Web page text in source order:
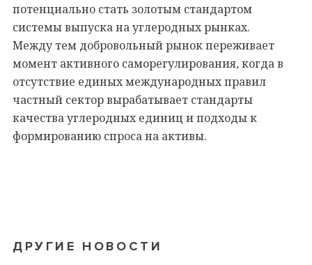
потенциально стать золотым стандартом
системы выпуска на углеродных рынках.
Между тем добровольный рынок переживает
момент активного саморегулирования, когда в
отсутствие единых международных правил
частный сектор вырабатывает стандарты
качества углеродных единиц и подходы к
формированию спроса на активы.
ДРУГИЕ НОВОСТИ